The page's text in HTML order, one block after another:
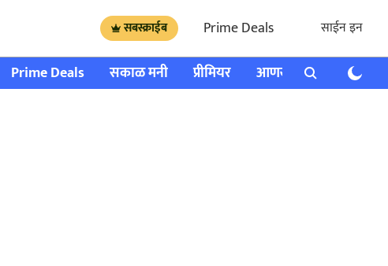
सबस्क्राईब Prime Deals साईन इन
Prime Deals सकाळ मनी प्रीमियर आणखी राशी भविष्य